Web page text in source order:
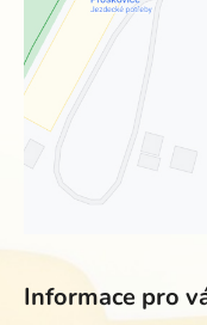
Informace pro